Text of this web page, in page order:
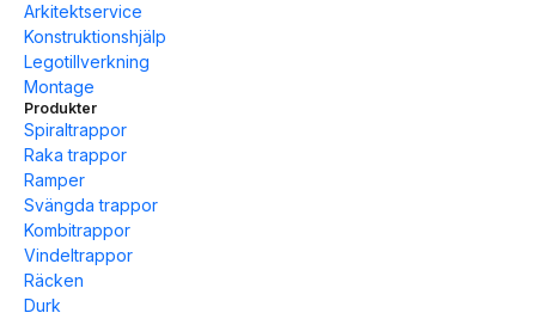
Arkitektservice
Konstruktionshjälp
Legotillverkning
Montage
Produkter
Spiraltrappor
Raka trappor
Ramper
Svängda trappor
Kombitrappor
Vindeltrappor
Räcken
Durk